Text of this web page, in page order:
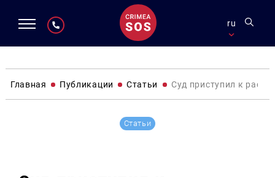
ru
Главная Публикации Статьи Суд приступил к
Статьи